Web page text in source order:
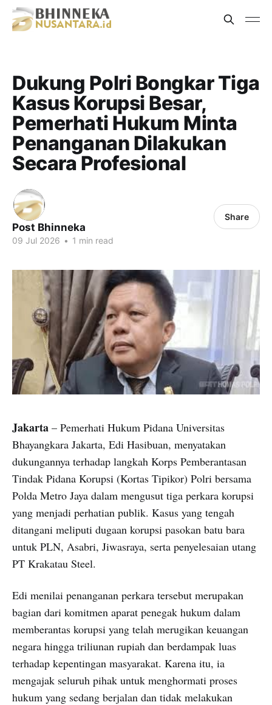
Dukung Polri Bongkar Tiga
Kasus Korupsi Besar,
Pemerhati Hukum Minta
Penanganan Dilakukan
Secara Profesional
Post Bhinneka
09 Jul 2026 • 1 min read
Share
Jakarta – Pemerhati Hukum Pidana Universitas
Bhayangkara Jakarta, Edi Hasibuan, menyatakan
dukungannya terhadap langkah Korps Pemberantasan
Tindak Pidana Korupsi (Kortas Tipikor) Polri bersama
Polda Metro Jaya dalam mengusut tiga perkara korupsi
yang menjadi perhatian publik. Kasus yang tengah
ditangani meliputi dugaan korupsi pasokan batu bara
untuk PLN, Asabri, Jiwasraya, serta penyelesaian utang
PT Krakatau Steel.
Edi menilai penanganan perkara tersebut merupakan
bagian dari komitmen aparat penegak hukum dalam
memberantas korupsi yang telah merugikan keuangan
negara hingga triliunan rupiah dan berdampak luas
terhadap kepentingan masyarakat. Karena itu, ia
mengajak seluruh pihak untuk menghormati proses
hukum yang sedang berjalan dan tidak melakukan